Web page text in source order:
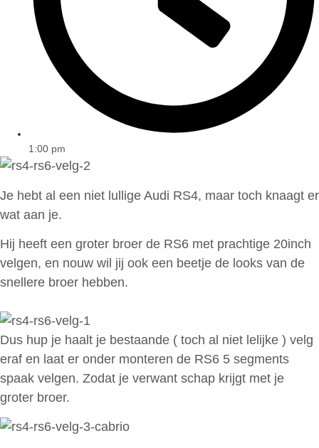
1:00 pm
Je hebt al een niet lullige Audi RS4, maar toch knaagt er
wat aan je.
Hij heeft een groter broer de RS6 met prachtige 20inch
velgen, en nouw wil jij ook een beetje de looks van de
snellere broer hebben.
Dus hup je haalt je bestaande ( toch al niet lelijke ) velg
eraf en laat er onder monteren de RS6 5 segments
spaak velgen. Zodat je verwant schap krijgt met je
groter broer.